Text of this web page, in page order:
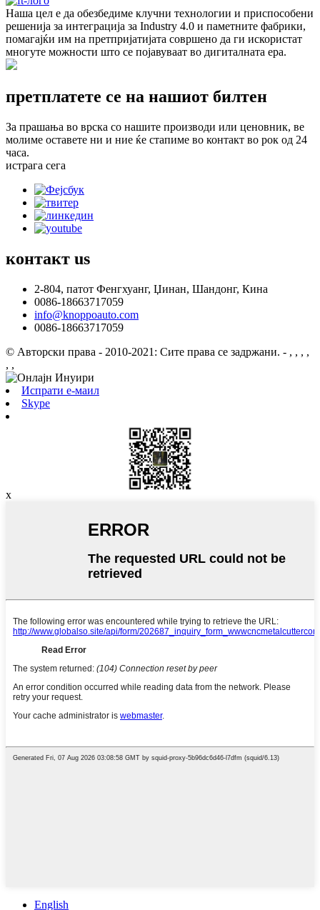
Наша цел е да обезбедиме клучни технологии и приспособени
решенија за интеграција за Industry 4.0 и паметните фабрики,
помагајќи им на претпријатијата совршено да ги искористат
многуте можности што се појавуваат во дигиталната ера.
претплатете се на нашиот билтен
За прашања во врска со нашите производи или ценовник, ве
молиме оставете ни и ние ќе стапиме во контакт во рок од 24
часа.
истрага сега
контакт us
2-804, патот Фенгхуанг, Џинан, Шандонг, Кина
0086-18663717059
info@knoppoauto.com
0086-18663717059
© Авторски права - 2010-2021: Сите права се задржани. - , , , ,
, ,
Испрати е-маил
Skype
x
English